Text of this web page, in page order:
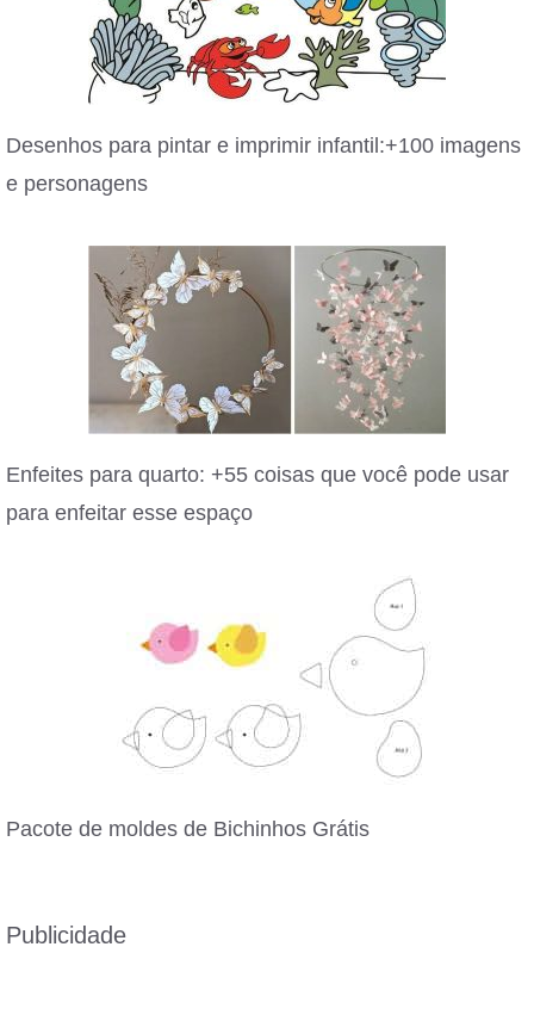
Desenhos para pintar e imprimir infantil:+100 imagens
e personagens
Enfeites para quarto: +55 coisas que você pode usar
para enfeitar esse espaço
Pacote de moldes de Bichinhos Grátis
Publicidade